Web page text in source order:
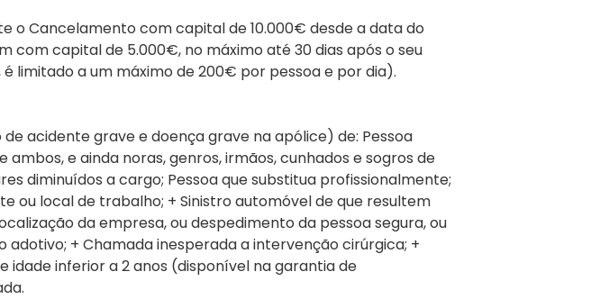
Oasis Corporate
Empresas e viagens de incentivo
Cancelamento com capital de 10.000€ desde a data do
com capital de 5.000€, no máximo até 30 dias após o seu
limitado a um máximo de 200€ por pessoa e por dia).
acidente grave e doença grave na apólice) de: Pessoa
e ainda noras, genros, irmãos, cunhados e sogros de
diminuídos a cargo; Pessoa que substitua profissionalmente;
ou local de trabalho; + Sinistro automóvel de que resultem
da empresa, ou despedimento da pessoa segura, ou
+ Chamada inesperada a intervenção cirúrgica; +
idade inferior a 2 anos (disponível na garantia de